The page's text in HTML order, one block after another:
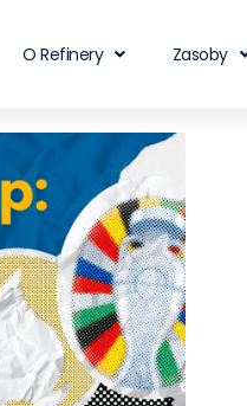
O Refinery Zasoby